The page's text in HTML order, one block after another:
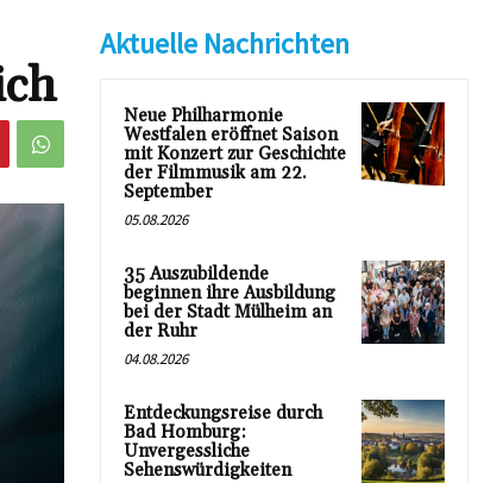
Aktuelle Nachrichten
Neue Philharmonie
Westfalen eröffnet Saison
mit Konzert zur Geschichte
der Filmmusik am 22.
September
05.08.2026
35 Auszubildende
beginnen ihre Ausbildung
bei der Stadt Mülheim an
der Ruhr
04.08.2026
Entdeckungsreise durch
Bad Homburg:
Unvergessliche
Sehenswürdigkeiten